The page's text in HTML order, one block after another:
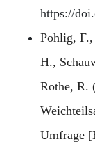
https://
Pohlig,
H.,
Rothe, R.
Umfrage